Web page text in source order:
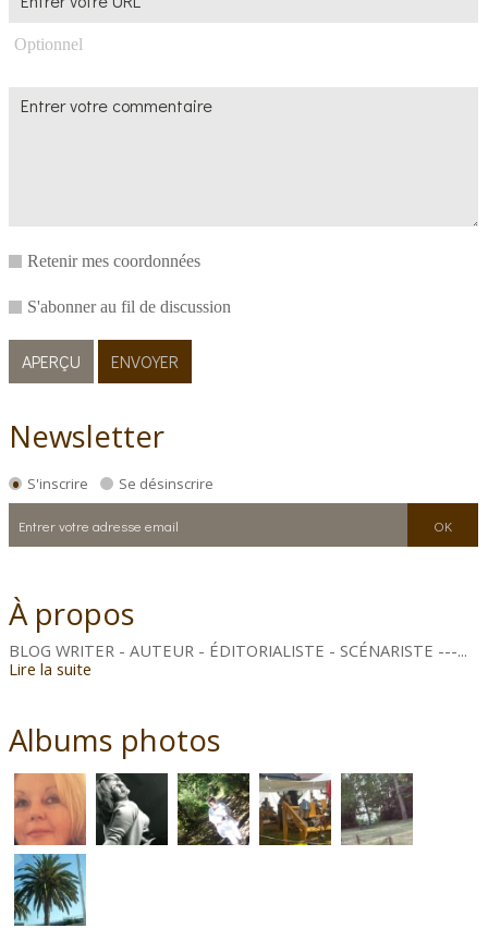
Newsletter
S'inscrire Se désinscrire
À propos
BLOG WRITER - AUTEUR - ÉDITORIALISTE - SCÉNARISTE ---...
Lire la suite
Albums photos
Optionnel
Retenir mes coordonnées
S'abonner au fil de discussion